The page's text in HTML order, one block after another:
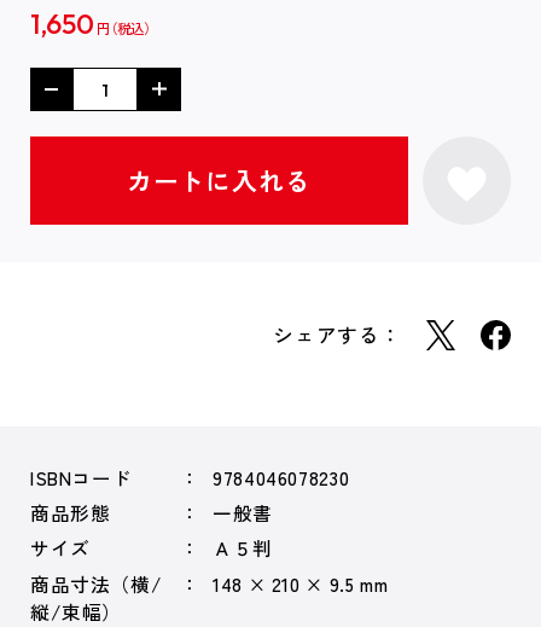
1,650 円
シェアする：
ISBNコード
9784046078230
商品形態
一般書
サイズ
Ａ５判
商品寸法（横/
縦/束幅）
148 × 210 × 9.5 mm